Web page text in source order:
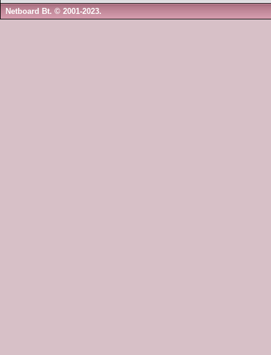
Netboard Bt. © 2001-2023.